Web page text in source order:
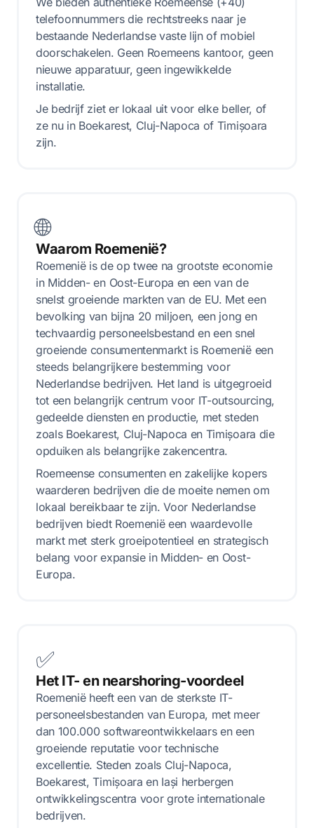
telefoonnummers die rechtstreeks naar je
bestaande Nederlandse vaste lijn of mobiel
doorschakelen. Geen Roemeens kantoor, geen
nieuwe apparatuur, geen ingewikkelde
installatie.
Je bedrijf ziet er lokaal uit voor elke beller, of
ze nu in Boekarest, Cluj-Napoca of Timișoara
zijn.
🌐
Waarom Roemenië?
Roemenië is de op twee na grootste economie
in Midden- en Oost-Europa en een van de
snelst groeiende markten van de EU. Met een
bevolking van bijna 20 miljoen, een jong en
techvaardig personeelsbestand en een snel
groeiende consumentenmarkt is Roemenië een
steeds belangrijkere bestemming voor
Nederlandse bedrijven. Het land is uitgegroeid
tot een belangrijk centrum voor IT-outsourcing,
gedeelde diensten en productie, met steden
zoals Boekarest, Cluj-Napoca en Timișoara die
opduiken als belangrijke zakencentra.
Roemeense consumenten en zakelijke kopers
waarderen bedrijven die de moeite nemen om
lokaal bereikbaar te zijn. Voor Nederlandse
bedrijven biedt Roemenië een waardevolle
markt met sterk groeipotentieel en strategisch
belang voor expansie in Midden- en Oost-
Europa.
✅
Het IT- en nearshoring-voordeel
Roemenië heeft een van de sterkste IT-
personeelsbestanden van Europa, met meer
dan 100.000 softwareontwikkelaars en een
groeiende reputatie voor technische
excellentie. Steden zoals Cluj-Napoca,
Boekarest, Timișoara en Iași herbergen
ontwikkelingscentra voor grote internationale
bedrijven.